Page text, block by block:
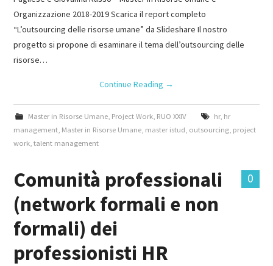
Organizzazione 2018-2019 Scarica il report completo
“L’outsourcing delle risorse umane” da Slideshare Il nostro
progetto si propone di esaminare il tema dell’outsourcing delle
risorse…
Continue Reading →
Master in Risorse Umane, Project Work, RUO XXIV hr, hr
management Master in Risorse Umane master istud outsourcing project
work ,talent management
0
Comunità professionali
(network formali e non
formali) dei
professionisti HR